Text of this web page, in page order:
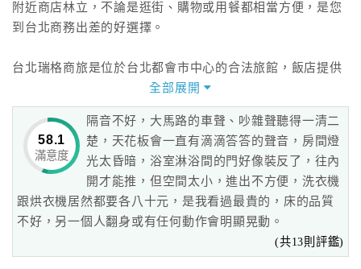
附近商店林立，不論是逛街、購物或用餐都相當方便，是您
到台北商務出差的好選擇。
台北瑞格商旅是位於台北都會市中心的合法旅館，飯店提供
並且定期做好安全與消防設備檢查，確保每一位到此的賓客
都能夠住的安心與放心。
住宿環境鬧中取靜，鄰近榮星公園、松山機場、微風廣場、
環亞購物廣場等著名的購物商城及交通要地，是您在台北的
完善便利的飯店設施與服務
全部展開
58.1
滿意度
隔音不好，大馬路的車聲、吵雜聲聽得一清二
楚，天花板會一直有滴滴答答的聲音，房間燈
光太昏暗，浴室淋浴間的門好像裝反了，往內
開才能推，但空間太小，進出不方便，洗衣機
跟烘衣機居然都要各八十元，是我看過最貴的，床的品質
不好，另一個人翻身或有任何動作會明顯晃動。
(共13則評鑑)